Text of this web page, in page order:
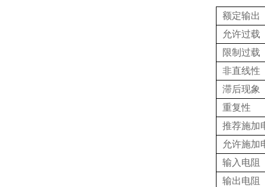
额定输出
允许过载
限制过载
非直线性
滞后现象
重复性
推荐施加
允许施加
输入电阻
输出电阻